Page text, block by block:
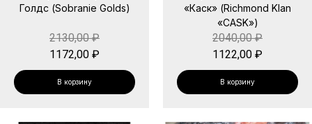
Голдс (Sobranie Golds)
2130,00₽
1172,00 ₽
В корзину
«Каск» (Richmond Klan
«CASK»)
2040,00₽
1122,00 ₽
В корзину